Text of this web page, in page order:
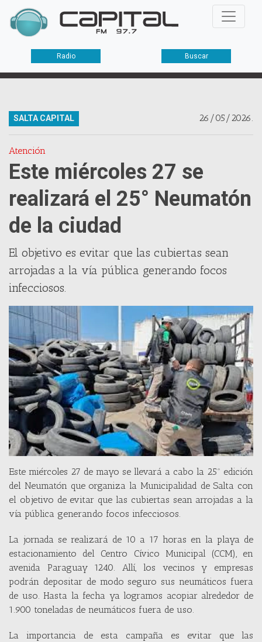
Radio Buscar
26/05/2026.
SALTA CAPITAL
Atención
Este miércoles 27 se
realizará el 25° Neumatón
de la ciudad
El objetivo es evitar que las cubiertas sean
arrojadas a la vía pública generando focos
infecciosos.
Este miércoles 27 de mayo se llevará a cabo la 25º edición
del Neumatón que organiza la Municipalidad de Salta con
el objetivo de evitar que las cubiertas sean arrojadas a la
vía pública generando focos infecciosos.
La jornada se realizará de 10 a 17 horas en la playa de
estacionamiento del Centro Cívico Municipal (CCM), en
avenida Paraguay 1240. Allí, los vecinos y empresas
podrán depositar de modo seguro sus neumáticos fuera
de uso. Hasta la fecha ya logramos acopiar alrededor de
1.900 toneladas de neumáticos fuera de uso.
La importancia de esta campaña es evitar que las